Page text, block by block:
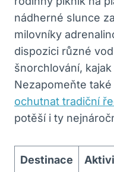
nádherné slunce
milovníky
dispozici různé
šnorchlování,
Nezapomeňte
ochutnat tradiční
potěší i ty
Destinace